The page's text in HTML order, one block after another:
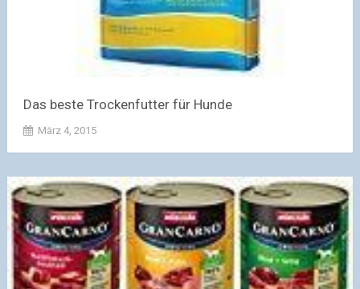
Das beste Trockenfutter für Hunde
März 4, 2015